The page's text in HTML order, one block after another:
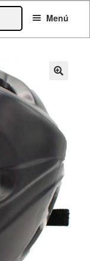
Menú